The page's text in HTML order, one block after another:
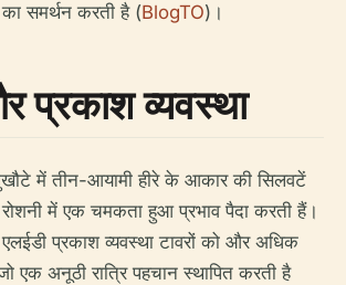
समर्थन करती है (BlogTO)।
प्रकाश व्यवस्था
में तीन-आयामी हीरे के आकार की सिलवटें
रोशनी में एक चमकता हुआ प्रभाव पैदा करती हैं।
एलईडी प्रकाश व्यवस्था टावरों को और अधिक
एक अनूठी रात्रि पहचान स्थापित करती है